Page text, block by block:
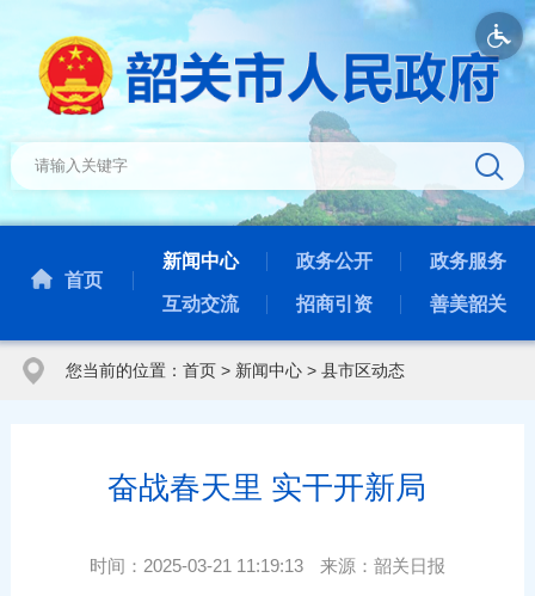
首页
新闻中心 政务公开 政务服务
互动交流 招商引资 善美韶关
您当前的位置： 首页> 新闻中心> 县市区动态
奋战春天里 实干开新局
时间： 2025-03-21 11:19:13 来源： 韶关日报